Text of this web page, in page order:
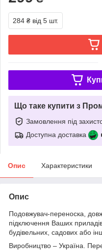
284 ₴ від 5 шт.
Що таке купити з
Замовлення під
Доступна доставка
Опис Характеристики
Опис
Подовжувач-переноска,
підключення Ваших
будівельних, садових або
Виробництво – Україна.